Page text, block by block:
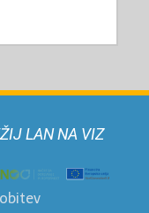
LAN NA VIZ